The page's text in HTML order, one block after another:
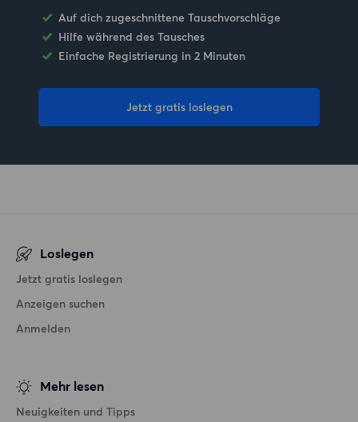
Auf dich zugeschnittene Tauschvorschläge
Hilfe während des Tausches
Einfache Registrierung in 2 Minuten
Jetzt gratis loslegen
Loslegen
Jetzt gratis loslegen
Anzeigen suchen
Anmelden
Mehr lesen
Neuigkeiten und Tipps